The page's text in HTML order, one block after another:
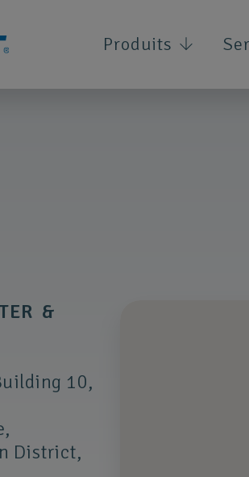
Produits
&
10,
District,